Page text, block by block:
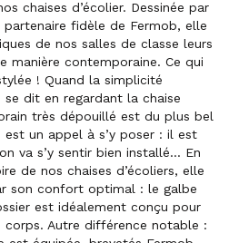
chaises d’écolier. Dessinée par
partenaire fidèle de Fermob, elle
de nos salles de classe leurs
manière contemporaine. Ce qui
! Quand la simplicité
se dit en regardant la chaise
très dépouillé est du plus bel
un appel à s’y poser : il est
va s’y sentir bien installé... En
de nos chaises d’écoliers, elle
son confort optimal : le galbe
est idéalement conçu pour
Autre différence notable :